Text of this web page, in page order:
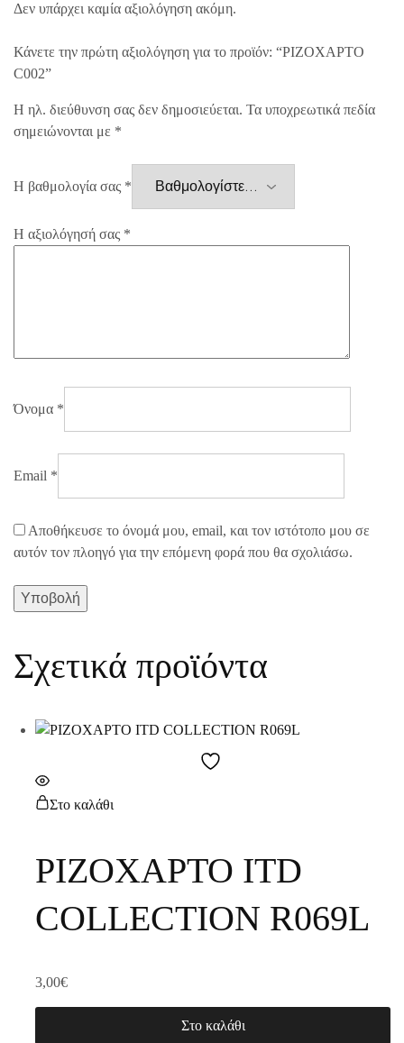
Δεν υπάρχει καμία αξιολόγηση ακόμη.
Κάνετε την πρώτη αξιολόγηση για το προϊόν: “ΡΙΖΟΧΑΡΤΟ
C002”
Η ηλ. διεύθυνση σας δεν δημοσιεύεται. Τα υποχρεωτικά πεδία
σημειώνονται με *
Η βαθμολογία σας *
Η αξιολόγησή σας *
Όνομα *
Email *
Αποθήκευσε το όνομά μου, email, και τον ιστότοπο μου σε
αυτόν τον πλοηγό για την επόμενη φορά που θα σχολιάσω.
Σχετικά προϊόντα
Στο καλάθι
ΡΙΖΟΧΑΡΤΟ ITD
COLLECTION R069L
3,00€
Στο καλάθι